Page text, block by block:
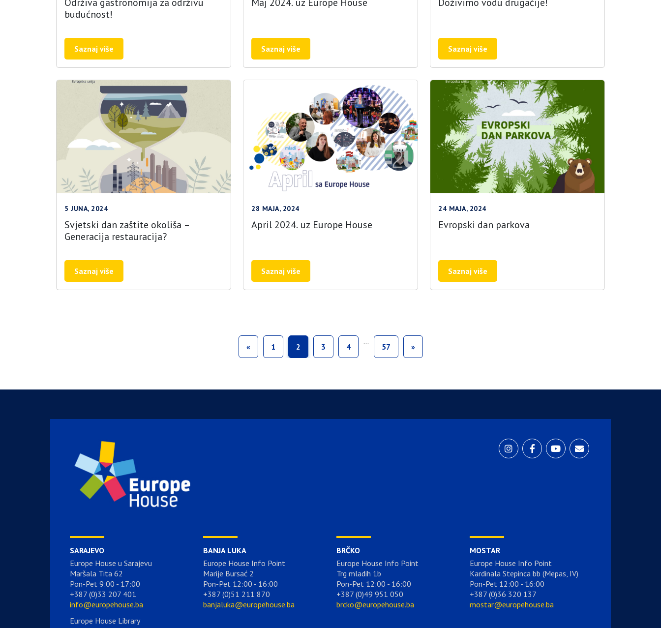
budućnost!
Saznaj više Saznaj više Saznaj više
5 JUNA, 2024
Svjetski dan zaštite okoliša –
Generacija restauracija?
Saznaj više
28 MAJA, 2024
April 2024. uz Europe House
Saznaj više
24 MAJA, 2024
Evropski dan parkova
Saznaj više
« 1 2 3 4
…
57 »
SARAJEVO
Europe House u Sarajevu
Maršala Tita 62
Pon-Pet 9:00 - 17:00
+387 (0)33 207 401
info@europehouse.ba
Europe House Library
BANJA LUKA
Europe House Info Point
Marije Bursać 2
Pon-Pet 12:00 - 16:00
+387 (0)51 211 870
banjaluka@europehouse.ba
BRČKO
Europe House Info Point
Trg mladih 1b
Pon-Pet 12:00 - 16:00
+387 (0)49 951 050
brcko@europehouse.ba
MOSTAR
Europe House Info Point
Kardinala Stepinca bb (Mepas, IV)
Pon-Pet 12:00 - 16:00
+387 (0)36 320 137
mostar@europehouse.ba